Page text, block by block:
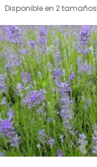
Disponible en 2 tamaños